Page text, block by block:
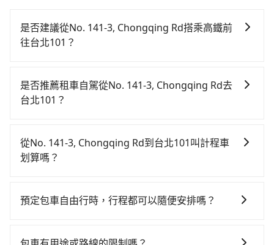
是否建議從No. 141-3, Chongqing Rd搭乘高鐵前
往台北101？
高鐵乘坐舒適、較貴、費時！從最早06:05一直到
23:03，台中-台北一天最多有105班次高鐵可搭乘。假設
17分鐘。抵達高鐵站後，步行進站、現場購票並於月台
排隊的時間約20分鐘，再乘坐43~69分鐘（平均57分）
花30分鐘、車費300元後，抵達台北101 (台北市信義區)
是否推薦租車自駕從No. 141-3, Chongqing Rd去
台北101？
時不需要閉目養神（因為要自己開車），最重要的是你
當天就要來回，那在台中路邊可隨租隨借的iRent應該是
141-3, Chongqing Rd到台北101的花費預估為
從No. 141-3, Chongqing Rd到台北101叫計程車
划算嗎？
灣大車隊、Uber、Line Taxi、Yoxi等，如果在路邊攔不
車、TND皇家多元化計程車等叫車看看。依照里程跳錶
預定包車自由行時，行程都可以隨便安排嗎？
沒有到達海拔1500公里以上的山區，行程都是可以依照